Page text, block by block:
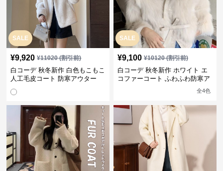
SALE
¥9,920 ¥11020(割引前)
白コーデ 秋冬新作 白色もこもこ
人工毛皮コート 防寒アウター
SALE
¥9,100 ¥10120(割引前)
白コーデ 秋冬新作 ホワイト エ
コファーコート ふわふわ防寒ア
全4色